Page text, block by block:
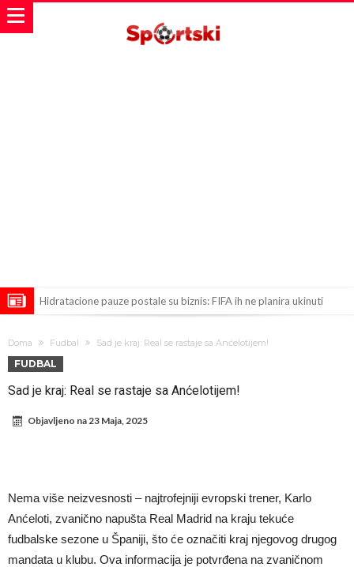
Hidratacione pauze postale su biznis: FIFA ih ne planira ukinuti
Infantino i ljubavnička veza: Kontroverzni detalji i novčana isplata iz
Mudrik se vratio na teren nakon više od 600 dana. Odmah ide na
pozajmicu?
Real Madrid je doneo odluku: Endrick prelazi u Premijer ligu!
Doma Fudbal Sad je kraj: Real se rastaje sa Anćelotijem!
FUDBAL
Sad je kraj: Real se rastaje sa Anćelotijem!
Objavljeno na23 Maja, 2025
Nema više neizvesnosti – najtrofejniji evropski trener, Karlo
Anćeloti, zvanično napušta Real Madrid na kraju tekuće
fudbalske sezone u Španiji, što će označiti kraj njegovog drugog
mandata u klubu. Ova informacija je potvrđena na zvaničnom